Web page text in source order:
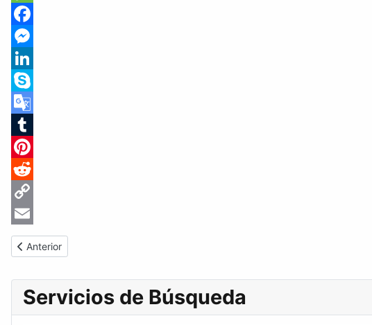
Message
Facebook
Messenger
LinkedIn
Skype
Google
Translate
Tumblr
Pinterest
Reddit
Copy
Link
Email
Artículo anterior: Gaceta Oficial de Venezuela #36930 del martes 11 abril 2000
Anterior
Servicios de Búsqueda